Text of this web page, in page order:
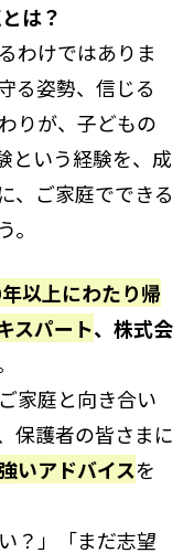
は？
わけではありま
る姿勢、信じる
りが、子どもの
という経験を、成
、ご家庭でできる
以上にわたり帰
スパート、株式会
家庭と向き合い
保護者の皆さまに
いアドバイスを
？」「まだ志望